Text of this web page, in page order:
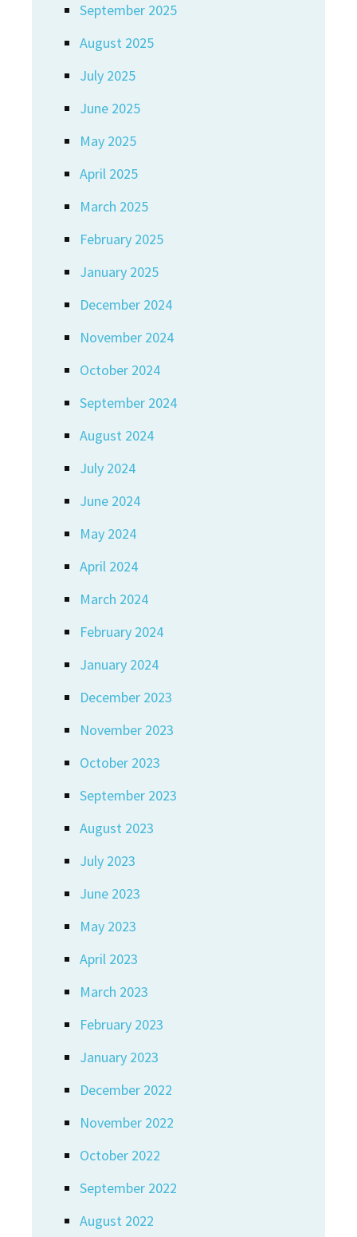
September 2025
August 2025
July 2025
June 2025
May 2025
April 2025
March 2025
February 2025
January 2025
December 2024
November 2024
October 2024
September 2024
August 2024
July 2024
June 2024
May 2024
April 2024
March 2024
February 2024
January 2024
December 2023
November 2023
October 2023
September 2023
August 2023
July 2023
June 2023
May 2023
April 2023
March 2023
February 2023
January 2023
December 2022
November 2022
October 2022
September 2022
August 2022